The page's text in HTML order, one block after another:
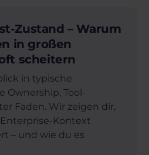
Zustand – Warum
in großen
scheitern
in typische
Ownership, Tool-
Faden. Wir zeigen dir,
Kontext
– und wie du es